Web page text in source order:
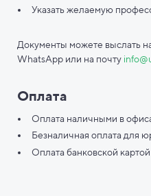
Указать желаемую
Документы можете выслать
WhatsApp или на почту
Оплата
Оплата наличными в
Безналичная оплата для
Оплата банковской